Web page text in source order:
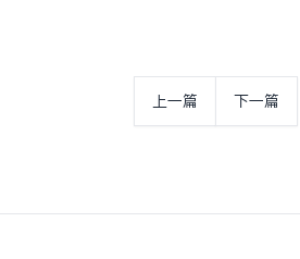
上一篇 下一篇